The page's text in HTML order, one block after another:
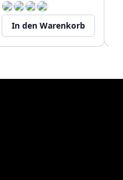
In den Warenkorb